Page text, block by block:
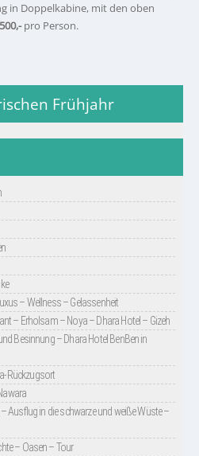
in Doppelkabine, mit den oben
pro Person.
Frühjahr
– Wellness – Gelassenheit
– Erholsam – Noya – Dhara Hotel – Gizeh
Besinnung – Dhara Hotel BenBen in
Rückzugsort
Ausflug in die schwarze und weiße Wüste –
– Oasen – Tour